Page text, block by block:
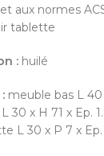
aux normes
tablette
:huilé
meuble bas L 40
30 x H 71 x Ep.
L 30 x P 7 x